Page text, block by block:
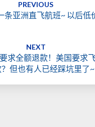
PREVIOUS
亚洲直飞航班~ 以后低
NEXT
求全额退款！美国要求
但也有人已经踩坑里了~